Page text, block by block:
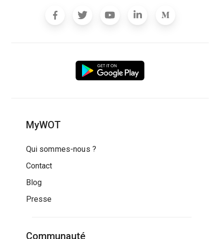
MyWOT
Qui sommes-nous ?
Contact
Blog
Presse
Communauté